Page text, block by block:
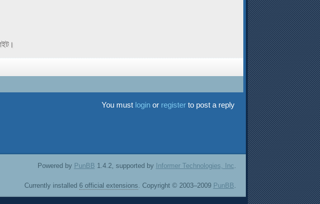
You must loginor registerto post a reply
Powered by PunBB 1.4.2, supported by Informer Technologies, Inc.
Currently installed 6 official extensions . Copyright © 2003–2009 PunBB